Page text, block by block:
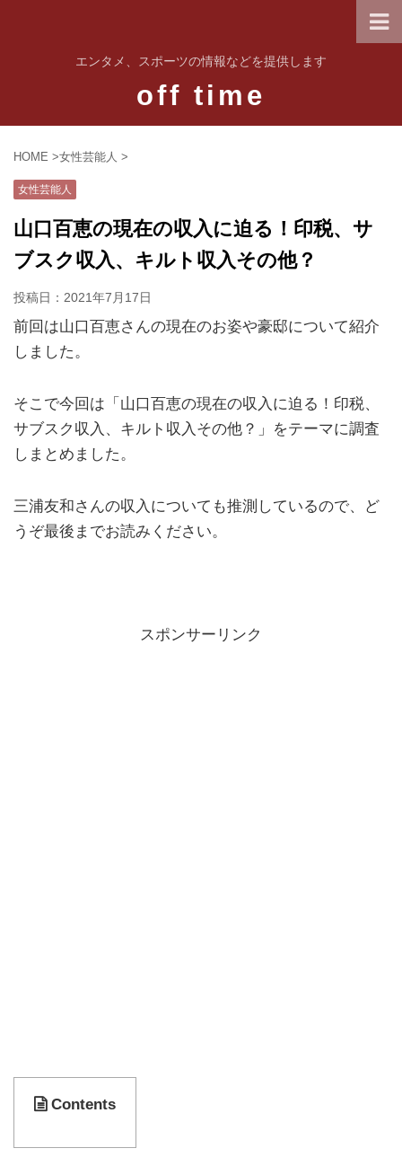
エンタメ、スポーツの情報などを提供します
off time
HOME >女性芸能人 >
女性芸能人
山口百恵の現在の収入に迫る！印税、サ
ブスク収入、キルト収入その他？
投稿日： 2021年7月17日
前回は山口百恵さんの現在のお姿や豪邸について紹介
しました。
そこで今回は「山口百恵の現在の収入に迫る！印税、
サブスク収入、キルト収入その他？」をテーマに調査
しまとめました。
三浦友和さんの収入についても推測しているので、ど
うぞ最後までお読みください。
スポンサーリンク
Contents